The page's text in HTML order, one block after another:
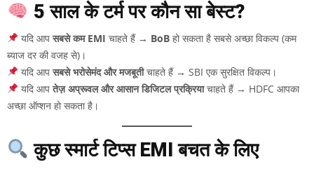
5 साल के टर्म पर कौन सा बेस्ट?
यदि आपसबसे कम EMI चाहते हैं → BoBहो सकता है सबसे अच्छा विकल्प (कम
ब्याज दर की वजह से)।
यदि आपसबसे भरोसेमंद और मजबूतीचाहते हैं → SBI एक सुरक्षित विकल्प।
यदि आपतेज़ अप्रूवल और आसान डिजिटल प्रक्रियाचाहते हैं → HDFC आपका
अच्छा ऑप्शन हो सकता है।
कुछ स्मार्ट टिप्स EMI बचत के लिए